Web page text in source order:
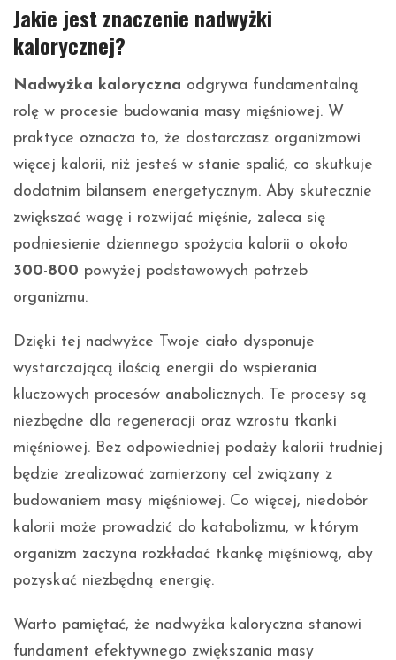
Jakie jest znaczenie nadwyżki
kalorycznej?
Nadwyżka kaloryczna odgrywa fundamentalną
rolę w procesie budowania masy mięśniowej. W
praktyce oznacza to, że dostarczasz organizmowi
więcej kalorii, niż jesteś w stanie spalić, co skutkuje
dodatnim bilansem energetycznym. Aby skutecznie
zwiększać wagę i rozwijać mięśnie, zaleca się
podniesienie dziennego spożycia kalorii o około
300-800 powyżej podstawowych potrzeb
organizmu.
Dzięki tej nadwyżce Twoje ciało dysponuje
wystarczającą ilością energii do wspierania
kluczowych procesów anabolicznych. Te procesy są
niezbędne dla regeneracji oraz wzrostu tkanki
mięśniowej. Bez odpowiedniej podaży kalorii trudniej
będzie zrealizować zamierzony cel związany z
budowaniem masy mięśniowej. Co więcej, niedobór
kalorii może prowadzić do katabolizmu, w którym
organizm zaczyna rozkładać tkankę mięśniową, aby
pozyskać niezbędną energię.
Warto pamiętać, że nadwyżka kaloryczna stanowi
fundament efektywnego zwiększania masy